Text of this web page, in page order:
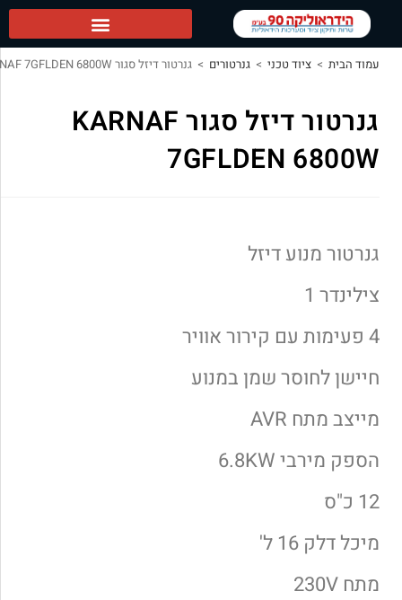
עמוד הבית > ציוד טכני > גנרטורים > גנרטור דיזל סגור KARNAF 7GFLDEN 6800W
גנרטור דיזל סגור KARNAF
7GFLDEN 6800W
גנרטור מנוע דיזל
צילינדר 1
חיישן לחוסר שמן במנוע
מייצב מתח AVR
הספק מירבי 6.8KW
מיכל דלק 16 ל'
מתח 230V